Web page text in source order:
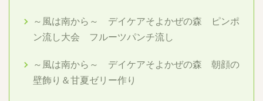
～風は南から～ デイケアそよかぜの森 ピンポ
ン流し大会 フルーツパンチ流し
～風は南から～ デイケアそよかぜの森 朝顔の
壁飾り＆甘夏ゼリー作り